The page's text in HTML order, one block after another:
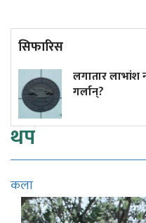
सिफारिस
नदिएका यी कम्पनीले यसपालि के
थप
कला